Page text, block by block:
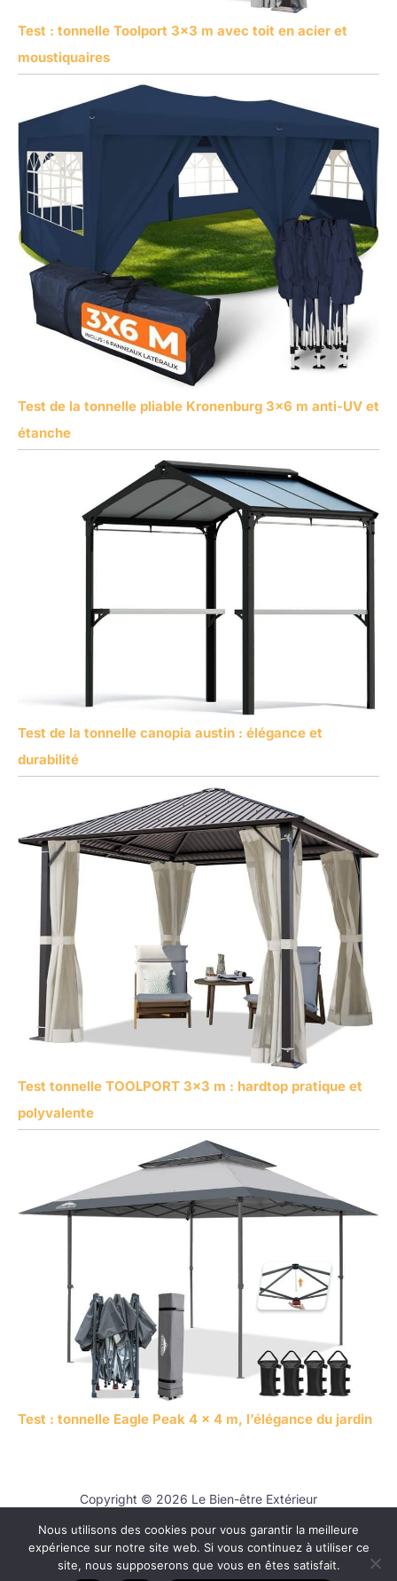
Test : tonnelle Toolport 3×3 m avec toit en acier et
moustiquaires
Test de la tonnelle pliable Kronenburg 3×6 m anti-UV et
étanche
Test de la tonnelle canopia austin : élégance et
durabilité
Test tonnelle TOOLPORT 3×3 m : hardtop pratique et
polyvalente
Test : tonnelle Eagle Peak 4 x 4 m, l’élégance du jardin
Copyright © 2026 Le Bien-être Extérieur
Contact
Mentions légales
Politique de confidentialité
Nous utilisons des cookies pour vous garantir la meilleure
expérience sur notre site web. Si vous continuez à utiliser ce
site, nous supposerons que vous en êtes satisfait.